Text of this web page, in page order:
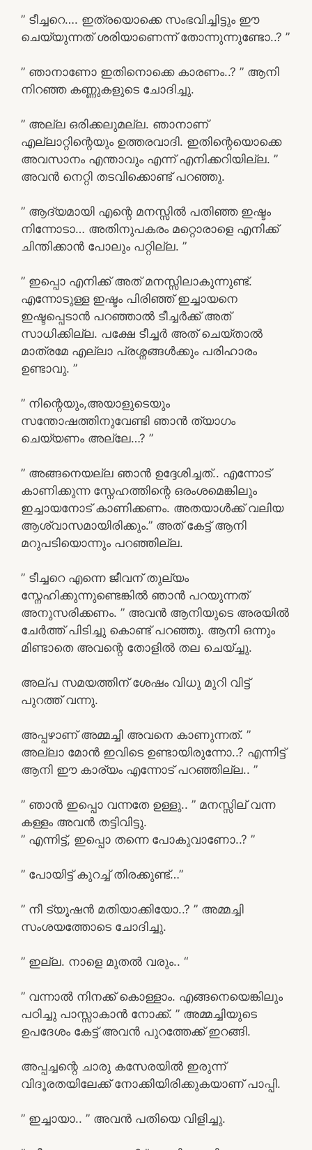
” ടീച്ചറെ…. ഇത്രയൊക്കെ സംഭവിച്ചിട്ടും ഈ
ചെയ്യുന്നത് ശരിയാണെന്ന് തോന്നുന്നുണ്ടോ..? ”
” ഞാനാണോ ഇതിനൊക്കെ കാരണം..? ” ആനി
നിറഞ്ഞ കണ്ണുകളുടെ ചോദിച്ചു.
” അല്ല ഒരിക്കലുമല്ല. ഞാനാണ്
എല്ലാറ്റിന്റെയും ഉത്തരവാദി. ഇതിന്റെയൊക്കെ
അവസാനം എന്താവും എന്ന് എനിക്കറിയില്ല. ”
അവൻ നെറ്റി തടവിക്കൊണ്ട് പറഞ്ഞു.
” ആദ്യമായി എന്റെ മനസ്സിൽ പതിഞ്ഞ ഇഷ്ടം
നിന്നോടാ… അതിനുപകരം മറ്റൊരാളെ എനിക്ക്
ചിന്തിക്കാൻ പോലും പറ്റില്ല. ”
” ഇപ്പൊ എനിക്ക് അത് മനസ്സിലാകുന്നുണ്ട്.
എന്നോടുള്ള ഇഷ്ടം പിരിഞ്ഞ് ഇച്ചായനെ
ഇഷ്ടപ്പെടാൻ പറഞ്ഞാൽ ടീച്ചർക്ക് അത്
സാധിക്കില്ല. പക്ഷേ ടീച്ചർ അത് ചെയ്താൽ
മാത്രമേ എല്ലാ പ്രശ്നങ്ങൾക്കും പരിഹാരം
ഉണ്ടാവു. ”
” നിന്റെയും,അയാളുടെയും
സന്തോഷത്തിനുവേണ്ടി ഞാൻ ത്യാഗം
ചെയ്യണം അല്ലേ…? ”
” അങ്ങനെയല്ല ഞാൻ ഉദ്ദേശിച്ചത്.. എന്നോട്
കാണിക്കുന്ന സ്നേഹത്തിന്റെ ഒരംശമെങ്കിലും
ഇച്ചായനോട് കാണിക്കണം. അതയാൾക്ക് വലിയ
ആശ്വാസമായിരിക്കും.” അത് കേട്ട് ആനി
മറുപടിയൊന്നും പറഞ്ഞില്ല.
” ടീച്ചറെ എന്നെ ജീവന് തുല്യം
സ്നേഹിക്കുന്നുണ്ടെങ്കിൽ ഞാൻ പറയുന്നത്
അനുസരിക്കണം. ” അവൻ ആനിയുടെ അരയിൽ
ചേർത്ത് പിടിച്ചു കൊണ്ട് പറഞ്ഞു. ആനി ഒന്നും
മിണ്ടാതെ അവന്റെ തോളിൽ തല ചെയ്ച്ചു.
അല്പ സമയത്തിന് ശേഷം വിധു മുറി വിട്ട്
പുറത്ത് വന്നു.
അപ്പഴാണ് അമ്മച്ചി അവനെ കാണുന്നത്. ”
അല്ലാ മോൻ ഇവിടെ ഉണ്ടായിരുന്നോ..? എന്നിട്ട്
ആനി ഈ കാര്യം എന്നോട് പറഞ്ഞില്ല.. ”
” ഞാൻ ഇപ്പൊ വന്നതേ ഉള്ളു.. ” മനസ്സില് വന്ന
കള്ളം അവൻ തട്ടിവിട്ടു.
” എന്നിട്ട്, ഇപ്പൊ തന്നെ പോകുവാണോ..? ”
” പോയിട്ട് കുറച്ച് തിരക്കുണ്ട്…”
” നീ ട്യൂഷൻ മതിയാക്കിയോ..? ” അമ്മച്ചി
സംശയത്തോടെ ചോദിച്ചു.
” ഇല്ല. നാളെ മുതൽ വരും.. “
” വന്നാൽ നിനക്ക് കൊള്ളാം. എങ്ങനെയെങ്കിലും
പഠിച്ചു പാസ്സാകാൻ നോക്ക്. ” അമ്മച്ചിയുടെ
ഉപദേശം കേട്ട് അവൻ പുറത്തേക്ക് ഇറങ്ങി.
അപ്പച്ചന്റെ ചാരു കസേരയിൽ ഇരുന്ന്
വിദൂരതയിലേക്ക് നോക്കിയിരിക്കുകയാണ് പാപ്പി.
” ഇച്ചായാ.. ” അവൻ പതിയെ വിളിച്ചു.